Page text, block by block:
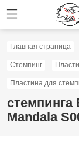
Главная страница
Стемпинг
Пластина для
стемпинга
Mandala